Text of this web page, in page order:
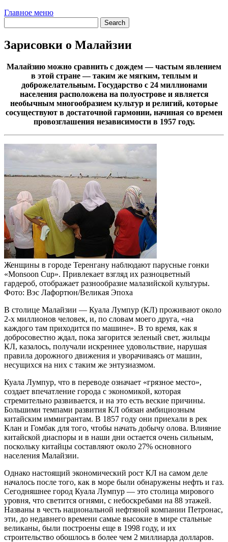
Главное меню
Зарисовки о Малайзии
Малайзию можно сравнить с дождем — частым явлением
в этой стране — таким же мягким, теплым и
доброжелательным. Государство с 24 миллионами
населения расположена на полуострове и является
необычным многообразием культур и религий, которые
сосуществуют в достаточной гармонии, начиная со времен
провозглашения независимости в 1957 году.
Женщины в городе Теренгану наблюдают парусные гонки
«Monsoon Cup». Привлекает взгляд их разноцветный
гардероб, отображает разнообразие малазийской культуры.
Фото: Вэс Лафортюн/Великая Эпоха
В столице Малайзии — Куала Лумпур (КЛ) проживают около
2-х миллионов человек, и, по словам моего друга, «на
каждого там приходится по машине». В то время, как я
добросовестно ждал, пока загорится зеленый свет, жильцы
КЛ, казалось, получали искреннее удовольствие, нарушая
правила дорожного движения и уворачиваясь от машин,
несущихся на них с таким же энтузиазмом.
Куала Лумпур, что в переводе означает «грязное место»,
создает впечатление города с экономикой, которая
стремительно развивается, и на это есть веские причины.
Большими темпами развития КЛ обязан амбициозным
китайским иммигрантам. В 1857 году они приехали в рек
Клан и Гомбак для того, чтобы начать добычу олова. Влияние
китайской диаспоры и в наши дни остается очень сильным,
поскольку китайцы составляют около 27% основного
населения Малайзии.
Однако настоящий экономический рост КЛ на самом деле
началось после того, как в море были обнаружены нефть и газ.
Сегодняшнее город Куала Лумпур — это столица мирового
уровня, что светится огнями, с небоскребами на 88 этажей.
Названы в честь национальной нефтяной компании Петронас,
эти, до недавнего времени самые высокие в мире стальные
великаны, были построены еще в 1998 году, и их
строительство обошлось в более чем 2 миллиарда долларов.